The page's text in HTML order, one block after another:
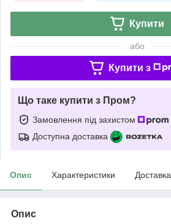
Купити
або
Купити з
Що таке купити з Пром?
Замовлення під захистом
Доступна доставка
Опис Характеристики Доставка
Опис